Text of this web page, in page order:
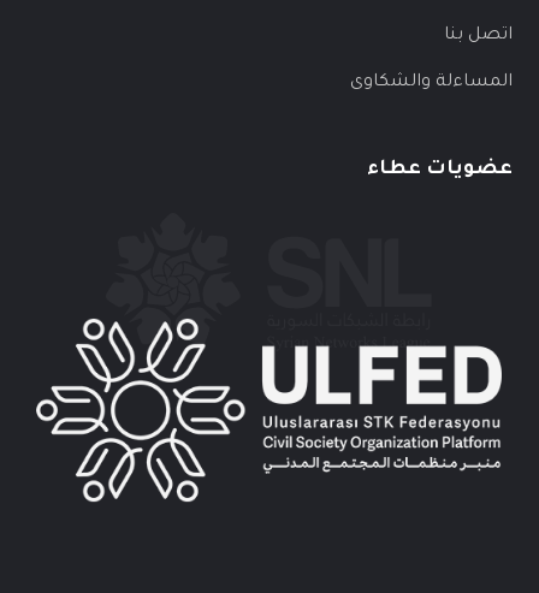
اتصل بنا
المساءلة والشكاوى
عضويات عطاء